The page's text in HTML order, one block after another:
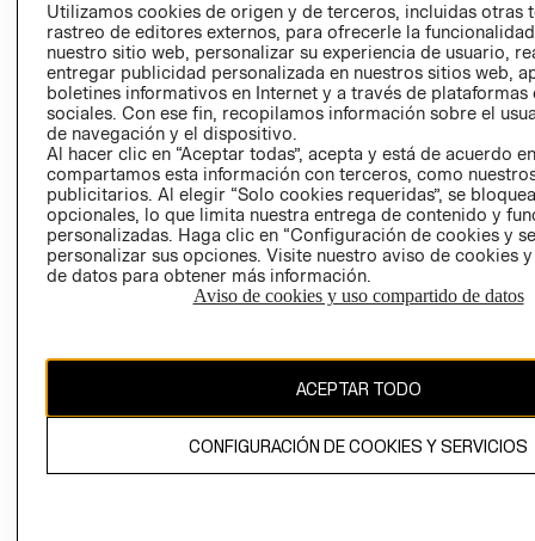
COOKIES
LIBRO DE
Ecuador ($)
CAMBIAR REGIÓN
El contenido de esta página web está protegido por copyright y es
Utilizamos cookies de origen y de terceros, incluidas otras
rastreo de editores externos, para ofrecerle la
nuestro sitio web, personalizar su experiencia de usuario,
entregar publicidad personalizada en nuestros sitios web,
boletines informativos en Internet y a través de plataformas
sociales. Con ese fin, recopilamos información sobre el
de navegación y el dispositivo.
Al hacer clic en “Aceptar todas”, acepta y está de acuerdo
compartamos esta información con terceros, como
publicitarios. Al elegir “Solo cookies requeridas”, se
opcionales, lo que limita nuestra entrega de contenido y
personalizadas. Haga clic en “Configuración de cookies y
personalizar sus opciones. Visite nuestro aviso de cookies
de datos para obtener más información.
Aviso de cookies y uso compartido de datos
ACEPTAR TODO
CONFIGURACIÓN DE COOKIES Y SERVICIOS